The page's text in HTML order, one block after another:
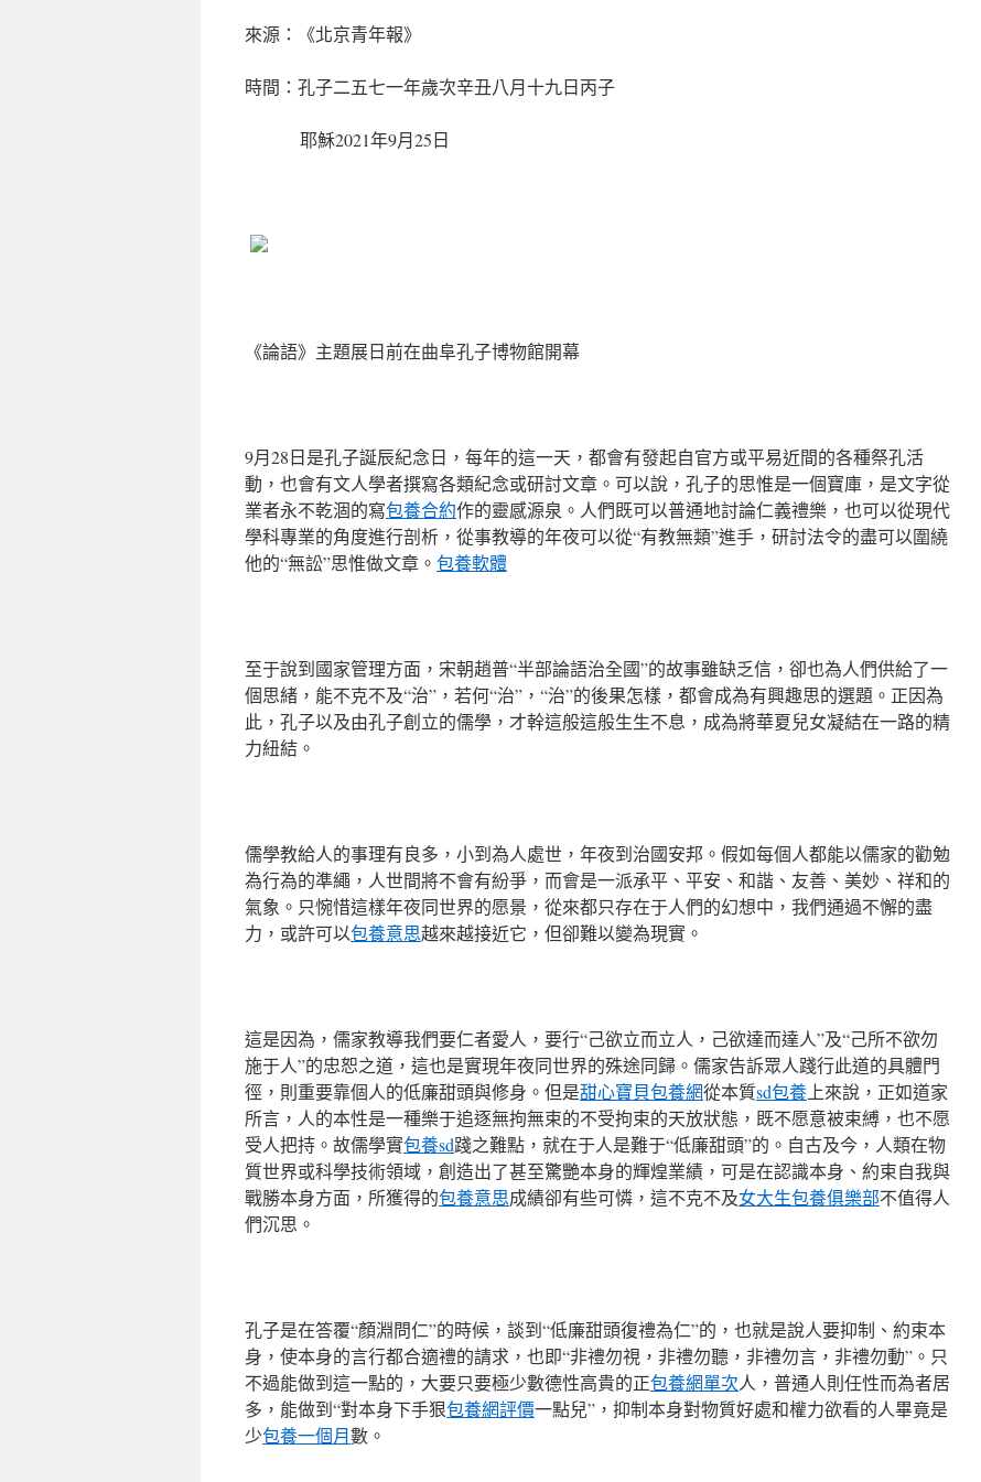
來源：《北京青年報》
時間：孔子二五七一年歲次辛丑八月十九日丙子
耶穌2021年9月25日
《論語》主題展日前在曲阜孔子博物館開幕
9月28日是孔子誕辰紀念日，每年的這一天，都會有發起自官方或平易近間的各種祭孔活
動，也會有文人學者撰寫各類紀念或研討文章。可以說，孔子的思惟是一個寶庫，是文字從
業者永不乾涸的寫包養合約作的靈感源泉。人們既可以普通地討論仁義禮樂，也可以從現代
學科專業的角度進行剖析，從事教導的年夜可以從“有教無類”進手，研討法令的盡可以圍繞
他的“無訟”思惟做文章。 包養軟體
至于說到國家管理方面，宋朝趙普“半部論語治全國”的故事雖缺乏信，卻也為人們供給了一
個思緒，能不克不及“治”，若何“治”，“治”的後果怎樣，都會成為有興趣思的選題。正因為
此，孔子以及由孔子創立的儒學，才幹這般這般生生不息，成為將華夏兒女凝結在一路的精
力紐結。
儒學教給人的事理有良多，小到為人處世，年夜到治國安邦。假如每個人都能以儒家的勸勉
為行為的準繩，人世間將不會有紛爭，而會是一派承平、平安、和諧、友善、美妙、祥和的
氣象。只惋惜這樣年夜同世界的愿景，從來都只存在于人們的幻想中，我們通過不懈的盡
力，或許可以包養意思越來越接近它，但卻難以變為現實。
這是因為，儒家教導我們要仁者愛人，要行“己欲立而立人，己欲達而達人”及“己所不欲勿
施于人”的忠恕之道，這也是實現年夜同世界的殊途同歸。儒家告訴眾人踐行此道的具體門
徑，則重要靠個人的低廉甜頭與修身。但是甜心寶貝包養網從本質sd包養 上來說，正如道家
所言，人的本性是一種樂于追逐無拘無束的不受拘束的天放狀態，既不愿意被束縛，也不愿
受人把持。故儒學實包養sd踐之難點，就在于人是難于“低廉甜頭”的。自古及今，人類在物
質世界或科學技術領域，創造出了甚至驚艷本身的輝煌業績，可是在認識本身、約束自我與
戰勝本身方面，所獲得的包養意思成績卻有些可憐，這不克不及女大生包養俱樂部不值得人
們沉思。
孔子是在答覆“顏淵問仁”的時候，談到“低廉甜頭復禮為仁”的，也就是說人要抑制、約束本
身，使本身的言行都合適禮的請求，也即“非禮勿視，非禮勿聽，非禮勿言，非禮勿動”。只
不過能做到這一點的，大要只要極少數德性高貴的正包養網單次人，普通人則任性而為者居
多，能做到“對本身下手狠包養網評價一點兒”，抑制本身對物質好處和權力欲看的人畢竟是
少包養一個月數。